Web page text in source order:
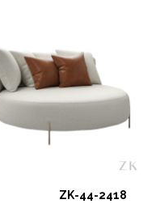
ZK-44-2418